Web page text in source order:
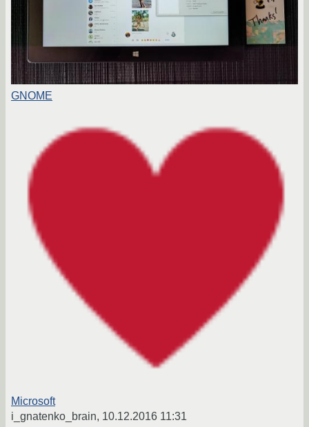
GNOME
Microsoft
i_gnatenko_brain, 10.12.2016 11:31